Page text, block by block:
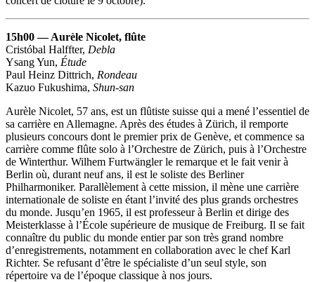
15h00 — Aurèle Nicolet, flûte
Cristóbal Halffter, Debla
Ysang Yun, Étude
Paul Heinz Dittrich, Rondeau
Kazuo Fukushima, Shun-san
Aurèle Nicolet, 57 ans, est un flûtiste suisse qui a mené l’essentiel de
sa carrière en Allemagne. Après des études à Zürich, il remporte
plusieurs concours dont le premier prix de Genève, et commence sa
carrière comme flûte solo à l’Orchestre de Zürich, puis à l’Orchestre
de Winterthur. Wilhem Furtwängler le remarque et le fait venir à
Berlin où, durant neuf ans, il est le soliste des Berliner
Philharmoniker. Parallèlement à cette mission, il mène une carrière
internationale de soliste en étant l’invité des plus grands orchestres
du monde. Jusqu’en 1965, il est professeur à Berlin et dirige des
Meisterklasse à l’École supérieure de musique de Freiburg. Il se fait
connaître du public du monde entier par son très grand nombre
d’enregistrements, notamment en collaboration avec le chef Karl
Richter. Se refusant d’être le spécialiste d’un seul style, son
répertoire va de l’époque classique à nos jours.